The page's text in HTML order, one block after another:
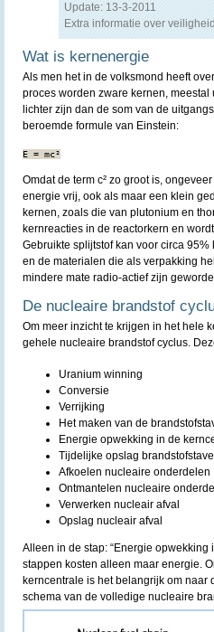
Update: 13-3-2011
Extra informatie over
Wat is kernenergie
Als men het in de volksmond heeft
proces worden zware kernen,
lichter zijn dan de som van de
beroemde formule van Einstein:
Omdat de term c² zo groot is,
energie vrij, ook als maar een klein
kernen, zoals die van plutonium en
kernreacties in de reactorkern en
Gebruikte splijtstof kan voor circa
en de materialen die als verpakking
mindere mate radio-actief zijn
De nucleaire brandstof
Om meer inzicht te krijgen in het hele
gehele nucleaire brandstof cyclus.
Uranium winning
Conversie
Verrijking
Het maken van de
Energie opwekking in de
Tijdelijke opslag
Afkoelen nucleaire onderdelen
Ontmantelen nucleaire
Verwerken nucleair afval
Opslag nucleair afval
Alleen in de stap: “Energie
stappen kosten alleen maar energie.
kerncentrale is het belangrijk om
schema van de volledige nucleaire